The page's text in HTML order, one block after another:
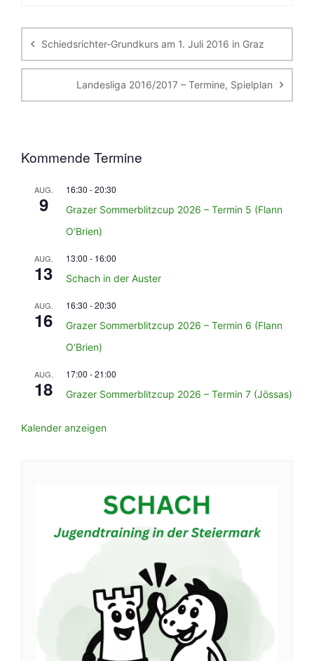
Schiedsrichter-Grundkurs am 1. Juli 2016 in Graz
Landesliga 2016/2017 – Termine, Spielplan
Kommende Termine
AUG.
9
16:30 -20:30
Grazer Sommerblitzcup 2026 – Termin 5 (Flann
O’Brien)
AUG.
13
13:00 - 16:00
Schach in der Auster
AUG.
16
16:30 -20:30
Grazer Sommerblitzcup 2026 – Termin 6 (Flann
O’Brien)
AUG.
18
17:00 -21:00
Grazer Sommerblitzcup 2026 – Termin 7 (Jössas)
Kalender anzeigen